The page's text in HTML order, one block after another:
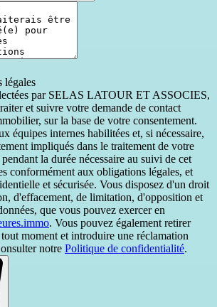
légales
par SELAS LATOUR ET ASSOCIES,
et suivre votre demande de contact
sur la base de votre consentement.
équipes internes habilitées et, si nécessaire,
impliqués dans le traitement de votre
la durée nécessaire au suivi de cet
conformément aux obligations légales, et
et sécurisée. Vous disposez d'un droit
d'effacement, de limitation, d'opposition et
que vous pouvez exercer en
. Vous pouvez également retirer
moment et introduire une réclamation
notre Politique de confidentialité.